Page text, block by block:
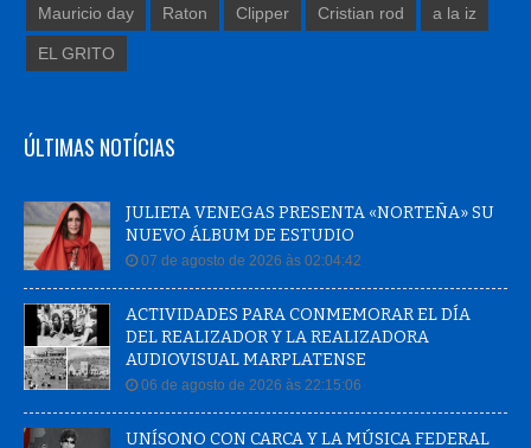
EL GRITO
NUEVO ÁLBUM DE ESTUDIO
07 de agosto de 2026 às 02:04:42
ACTIVIDADES PARA CONMEMORAR EL DÍA
DEL REALIZADOR Y LA REALIZADORA
AUDIOVISUAL MARPLATENSE
06 de agosto de 2026 às 22:15:06
UNÍSONO CON CARCA Y LA MÚSICA FEDERAL
POR TV PÚBLICA